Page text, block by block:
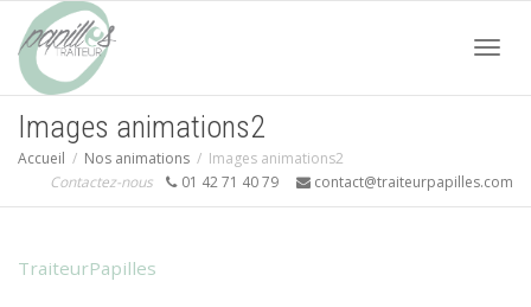
Images animations2
Accueil Nos animations
Images animations2
Contactez-nous
01 42 71 40 79 contact@traiteurpapilles.com
TraiteurPapilles